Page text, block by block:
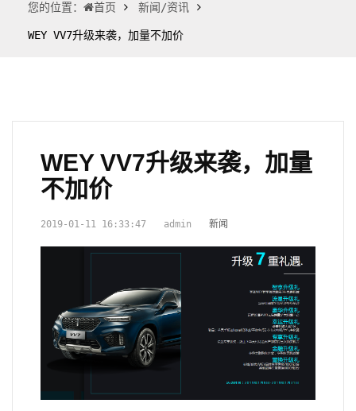
您的位置： 首页 新闻/资讯
WEY VV7升级来袭，加量不加价
WEY VV7升级来袭，加量
不加价
2019-01-11 16:33:47 admin 新闻